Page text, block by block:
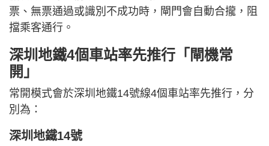
票、無票通過或識別不成功時，閘門會自動合攏，阻
擋乘客通行。
深圳地鐵4個車站率先推行「閘機常
開」
常開模式會於深圳地鐵14號線4個車站率先推行，分
別為：
深圳地鐵14號